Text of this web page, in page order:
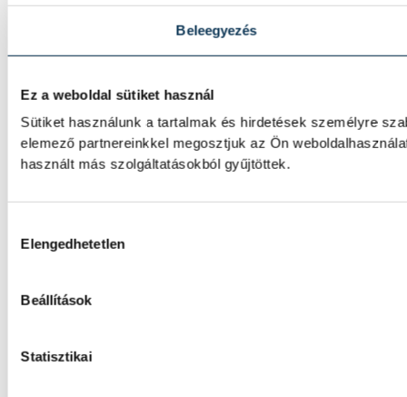
Beleegyezés
Ez a weboldal sütiket használ
Sütiket használunk a tartalmak és hirdetések személyre
elemező partnereinkkel megosztjuk az Ön
használt más szolgáltatásokból gyűjtöttek.
Elengedhetetlen
Beállítások
Statisztikai